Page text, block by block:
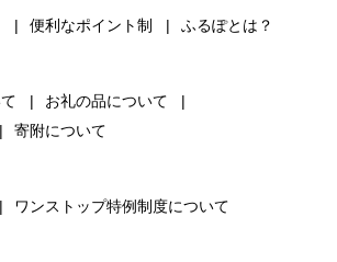
便利なポイント制 ふるぽとは？
お礼の品について
寄附について
ワンストップ特例制度について